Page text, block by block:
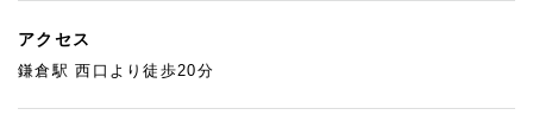
アクセス
鎌倉駅 西口より徒歩20分